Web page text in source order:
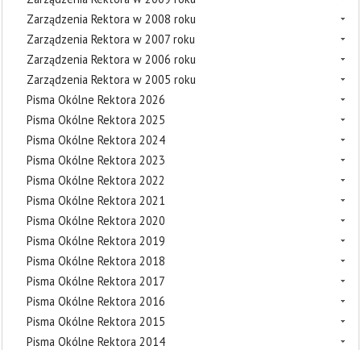
Zarządzenia Rektora w 2008 roku
Zarządzenia Rektora w 2007 roku
Zarządzenia Rektora w 2006 roku
Zarządzenia Rektora w 2005 roku
Pisma Okólne Rektora 2026
Pisma Okólne Rektora 2025
Pisma Okólne Rektora 2024
Pisma Okólne Rektora 2023
Pisma Okólne Rektora 2022
Pisma Okólne Rektora 2021
Pisma Okólne Rektora 2020
Pisma Okólne Rektora 2019
Pisma Okólne Rektora 2018
Pisma Okólne Rektora 2017
Pisma Okólne Rektora 2016
Pisma Okólne Rektora 2015
Pisma Okólne Rektora 2014